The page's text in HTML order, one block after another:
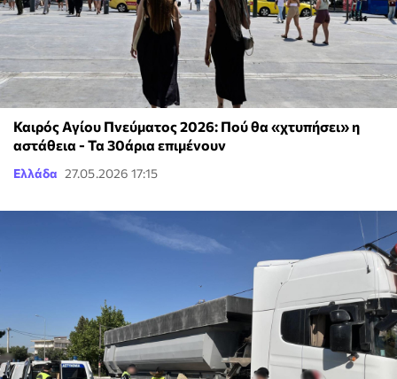
Καιρός Αγίου Πνεύματος 2026: Πού θα «χτυπήσει» η
αστάθεια - Τα 30άρια επιμένουν
Ελλάδα 27.05.2026 17:15